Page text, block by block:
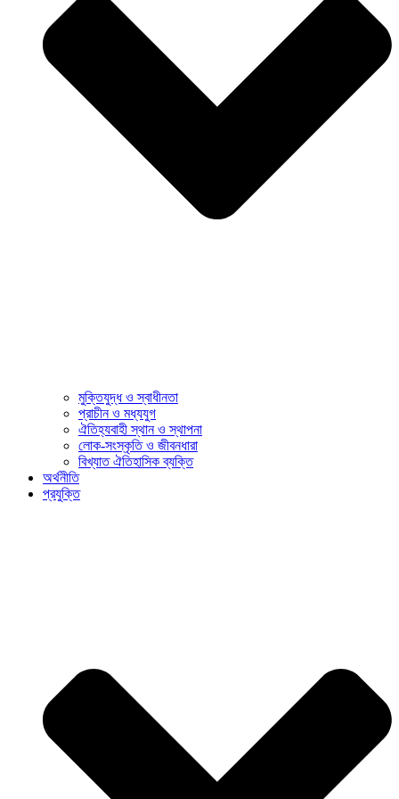
মুক্তিযুদ্ধ ও স্বাধীনতা
প্রাচীন ও মধ্যযুগ
ঐতিহ্যবাহী স্থান ও স্থাপনা
লোক-সংস্কৃতি ও জীবনধারা
বিখ্যাত ঐতিহাসিক ব্যক্তি
অর্থনীতি
প্রযুক্তি